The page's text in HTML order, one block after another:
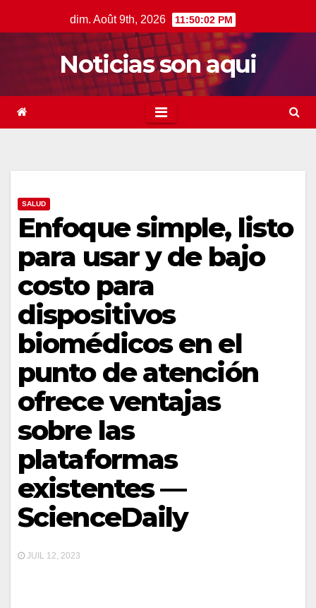
to
dim. Août 9th, 2026 11:50:03 PM
Noticias son aqui
SALUD
Enfoque simple, listo
para usar y de bajo
costo para
dispositivos
biomédicos en el
punto de atención
ofrece ventajas
sobre las
plataformas
existentes —
ScienceDaily
JUIL 12, 2023